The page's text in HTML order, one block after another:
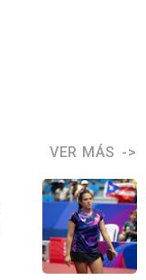
VER MÁS